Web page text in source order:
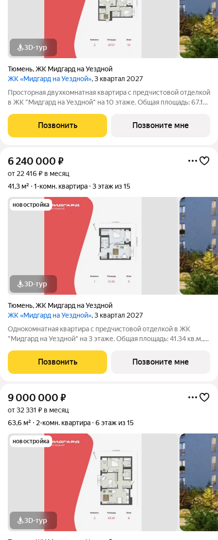
3D-тур
Тюмень,ЖК Мидгард на Уездной
ЖК «Мидгард на Уездной», 3 квартал 2027
Просторная двухкомнатная квартира с предчистовой отделкой
в ЖК "Мидгард на Уездной" на 10 этаже. Общая площадь: 67.17
17.01 кв.м. Квартира угловая, окна oбecпeчивaют paвнoмepнoe
ocвeщeниe
Позвонить Позвоните мне
6 240 000 ₽
от 22 416 ₽ в месяц
41,3 м²
1-комн. квартира 3 этаж из 15
новостройка
3D-тур
Тюмень,ЖК Мидгард на Уездной
ЖК «Мидгард на Уездной», 3 квартал 2027
Однокомнатная квартира с предчистовой отделкой в ЖК
"Мидгард на Уездной" на 3 этаже. Общая площадь: 41.34 кв.м.,
кв.м. Все окна выходят на одну сторону. В квартире одна
лоджия, один
Позвонить Позвоните мне
9 000 000 ₽
от 32 331 ₽ в месяц
63,6 м²
2-комн. квартира 6 этаж из 15
новостройка
3D-тур